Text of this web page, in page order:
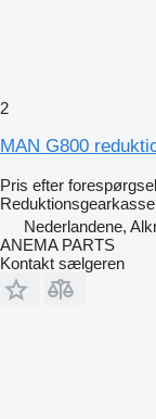
2
MAN G800
Pris efter forespørgsel
Reduktionsgearkasse
Nederlandene,
ANEMA PARTS
Kontakt sælgeren